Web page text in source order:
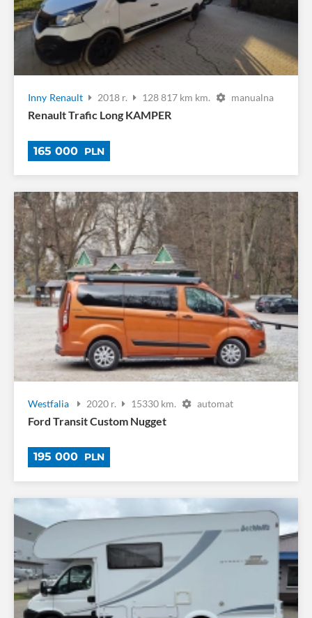
Inny Renault 2018 r. 128 817 km km. manualna
Renault Trafic Long KAMPER
165 000 PLN
Westfalia 2020 r. 15330 km. automat
Ford Transit Custom Nugget
195 000 PLN